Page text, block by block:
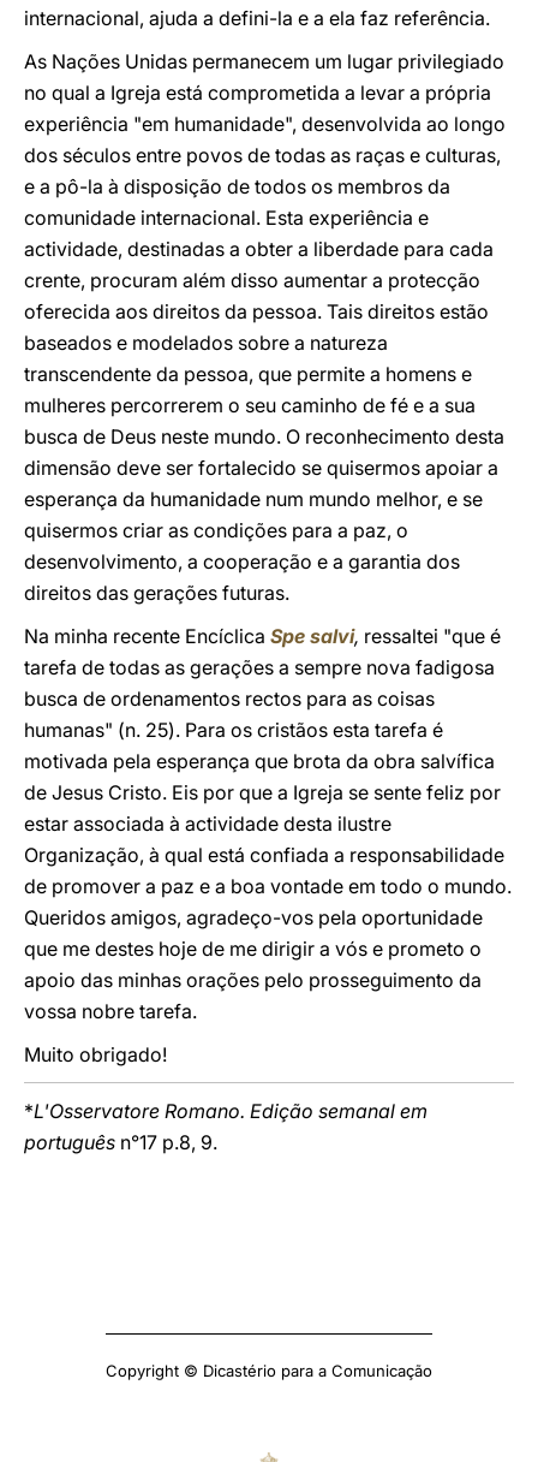
internacional, ajuda a defini-la e a ela faz referência.
As Nações Unidas permanecem um lugar privilegiado
no qual a Igreja está comprometida a levar a própria
experiência "em humanidade", desenvolvida ao longo
dos séculos entre povos de todas as raças e culturas,
e a pô-la à disposição de todos os membros da
comunidade internacional. Esta experiência e
actividade, destinadas a obter a liberdade para cada
crente, procuram além disso aumentar a protecção
oferecida aos direitos da pessoa. Tais direitos estão
baseados e modelados sobre a natureza
transcendente da pessoa, que permite a homens e
mulheres percorrerem o seu caminho de fé e a sua
busca de Deus neste mundo. O reconhecimento desta
dimensão deve ser fortalecido se quisermos apoiar a
esperança da humanidade num mundo melhor, e se
quisermos criar as condições para a paz, o
desenvolvimento, a cooperação e a garantia dos
direitos das gerações futuras.
Na minha recente Encíclica Spe salvi, ressaltei "que é
tarefa de todas as gerações a sempre nova fadigosa
busca de ordenamentos rectos para as coisas
humanas" (n. 25). Para os cristãos esta tarefa é
motivada pela esperança que brota da obra salvífica
de Jesus Cristo. Eis por que a Igreja se sente feliz por
estar associada à actividade desta ilustre
Organização, à qual está confiada a responsabilidade
de promover a paz e a boa vontade em todo o mundo.
Queridos amigos, agradeço-vos pela oportunidade
que me destes hoje de me dirigir a vós e prometo o
apoio das minhas orações pelo prosseguimento da
vossa nobre tarefa.
Muito obrigado!
*L'Osservatore Romano. Edição semanal em
português n°17 p.8, 9.
Copyright © Dicastério para a Comunicação